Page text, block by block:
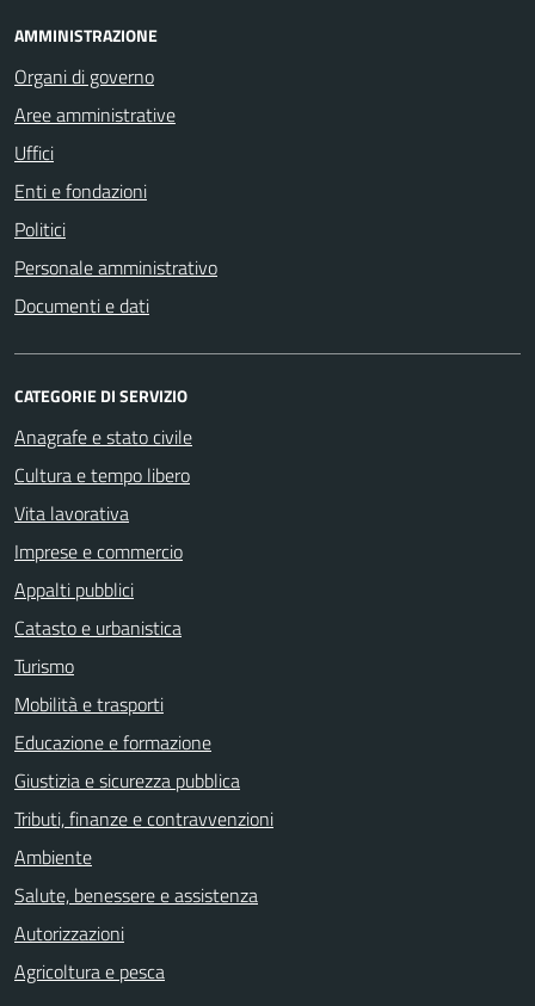
AMMINISTRAZIONE
Organi di governo
Aree amministrative
Uffici
Enti e fondazioni
Politici
Personale amministrativo
Documenti e dati
CATEGORIE DI SERVIZIO
Anagrafe e stato civile
Cultura e tempo libero
Vita lavorativa
Imprese e commercio
Appalti pubblici
Catasto e urbanistica
Turismo
Mobilità e trasporti
Educazione e formazione
Giustizia e sicurezza pubblica
Tributi, finanze e contravvenzioni
Ambiente
Salute, benessere e assistenza
Autorizzazioni
Agricoltura e pesca